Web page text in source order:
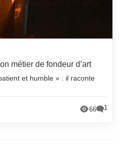
métier de fondeur d’art
et humble » : il raconte
66 1